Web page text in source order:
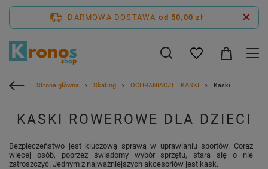
DARMOWA DOSTAWA od 50,00 zł
Strona główna Skating OCHRANIACZE I KASKI Kaski
KASKI ROWEROWE DLA DZIECI
Bezpieczeństwo jest kluczową sprawą w uprawianiu sportów. Coraz
więcej osób, poprzez świadomy wybór sprzętu, stara się o nie
zatroszczyć. Jednym z najważniejszych akcesoriów jest kask.